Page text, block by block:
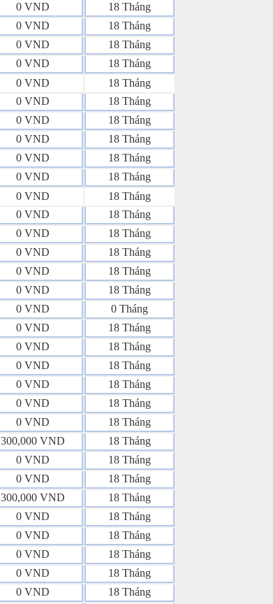
0 VND
18 Tháng
0 VND
18 Tháng
0 VND
18 Tháng
0 VND
18 Tháng
0 VND
18 Tháng
0 VND
18 Tháng
0 VND
18 Tháng
0 VND
18 Tháng
0 VND
18 Tháng
0 VND
18 Tháng
0 VND
18 Tháng
0 VND
18 Tháng
0 VND
18 Tháng
0 VND
18 Tháng
0 VND
18 Tháng
0 VND
18 Tháng
0 VND
0 Tháng
0 VND
18 Tháng
0 VND
18 Tháng
0 VND
18 Tháng
0 VND
18 Tháng
0 VND
18 Tháng
0 VND
18 Tháng
300,000 VND
18 Tháng
0 VND
18 Tháng
0 VND
18 Tháng
300,000 VND
18 Tháng
0 VND
18 Tháng
0 VND
18 Tháng
0 VND
18 Tháng
0 VND
18 Tháng
0 VND
18 Tháng